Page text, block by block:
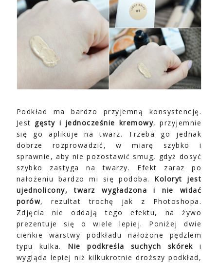
Podkład ma bardzo przyjemną konsystencję.
Jest gęsty i jednocześnie kremowy, przyjemnie
się go aplikuje na twarz. Trzeba go jednak
dobrze rozprowadzić, w miarę szybko i
sprawnie, aby nie pozostawić smug, gdyż dosyć
szybko zastyga na twarzy. Efekt zaraz po
nałożeniu bardzo mi się podoba. Koloryt jest
ujednolicony, twarz wygładzona i nie widać
porów, rezultat trochę jak z Photoshopa.
Zdjęcia nie oddają tego efektu, na żywo
prezentuje się o wiele lepiej. Poniżej dwie
cienkie warstwy podkładu nałożone pędzlem
typu kulka. Nie podkreśla suchych skórek i
wygląda lepiej niż kilkukrotnie droższy podkład,